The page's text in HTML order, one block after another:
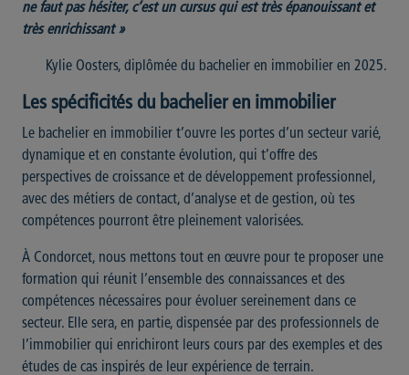
ne faut pas hésiter, c’est un cursus qui est très épanouissant et
très enrichissant »
Kylie Oosters, diplômée du bachelier en immobilier en 2025.
Les spécificités du bachelier en immobilier
Le bachelier en immobilier t’ouvre les portes d’un secteur varié,
dynamique et en constante évolution, qui t’offre des
perspectives de croissance et de développement professionnel,
avec des métiers de contact, d’analyse et de gestion, où tes
compétences pourront être pleinement valorisées.
À Condorcet, nous mettons tout en œuvre pour te proposer une
formation qui réunit l’ensemble des connaissances et des
compétences nécessaires pour évoluer sereinement dans ce
secteur. Elle sera, en partie, dispensée par des professionnels de
l’immobilier qui enrichiront leurs cours par des exemples et des
études de cas inspirés de leur expérience de terrain.